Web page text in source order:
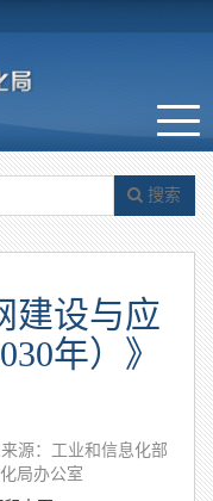
搜索
建设与应
年）》
源：工业和信息化部
局办公室